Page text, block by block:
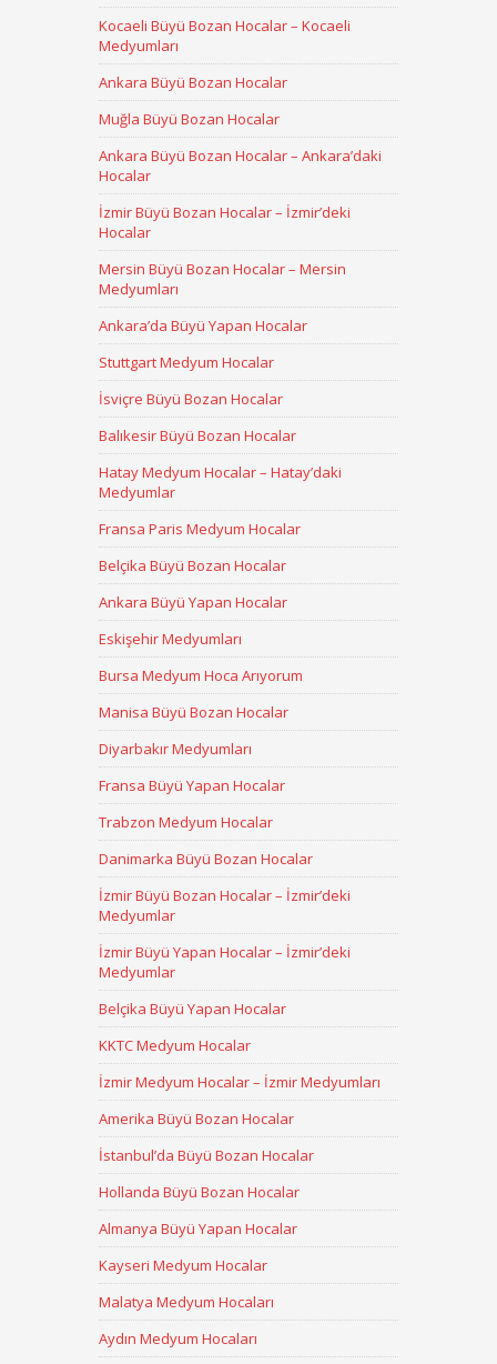
Kocaeli Büyü Bozan Hocalar – Kocaeli
Medyumları
Ankara Büyü Bozan Hocalar
Muğla Büyü Bozan Hocalar
Ankara Büyü Bozan Hocalar – Ankara’daki
Hocalar
İzmir Büyü Bozan Hocalar – İzmir’deki
Hocalar
Mersin Büyü Bozan Hocalar – Mersin
Medyumları
Ankara’da Büyü Yapan Hocalar
Stuttgart Medyum Hocalar
İsviçre Büyü Bozan Hocalar
Balıkesir Büyü Bozan Hocalar
Hatay Medyum Hocalar – Hatay’daki
Medyumlar
Fransa Paris Medyum Hocalar
Belçika Büyü Bozan Hocalar
Ankara Büyü Yapan Hocalar
Eskişehir Medyumları
Bursa Medyum Hoca Arıyorum
Manisa Büyü Bozan Hocalar
Diyarbakır Medyumları
Fransa Büyü Yapan Hocalar
Trabzon Medyum Hocalar
Danimarka Büyü Bozan Hocalar
İzmir Büyü Bozan Hocalar – İzmir’deki
Medyumlar
İzmir Büyü Yapan Hocalar – İzmir’deki
Medyumlar
Belçika Büyü Yapan Hocalar
KKTC Medyum Hocalar
İzmir Medyum Hocalar – İzmir Medyumları
Amerika Büyü Bozan Hocalar
İstanbul’da Büyü Bozan Hocalar
Hollanda Büyü Bozan Hocalar
Almanya Büyü Yapan Hocalar
Kayseri Medyum Hocalar
Malatya Medyum Hocaları
Aydın Medyum Hocaları